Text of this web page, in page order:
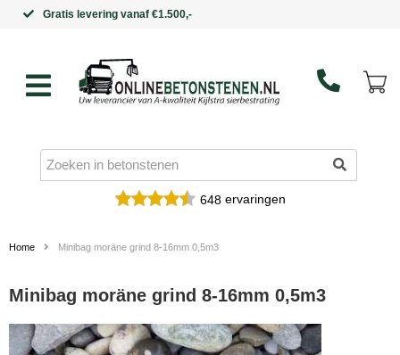
Binnen 5 werkdagen in huis
648ervaringen
Home Minibag moräne grind 8-16mm 0,5m3
Minibag moräne grind 8-16mm 0,5m3